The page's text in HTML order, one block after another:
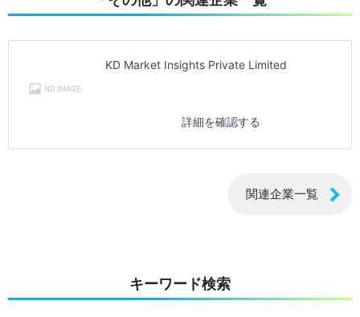
KD Market Insights Private Limited
詳細を確認する
関連企業一覧
キーワード検索